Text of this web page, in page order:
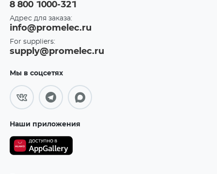
8 800 1000-321
Адрес для заказа:
info@promelec.ru
For suppliers:
supply@promelec.ru
Мы в соцсетях
Наши приложения